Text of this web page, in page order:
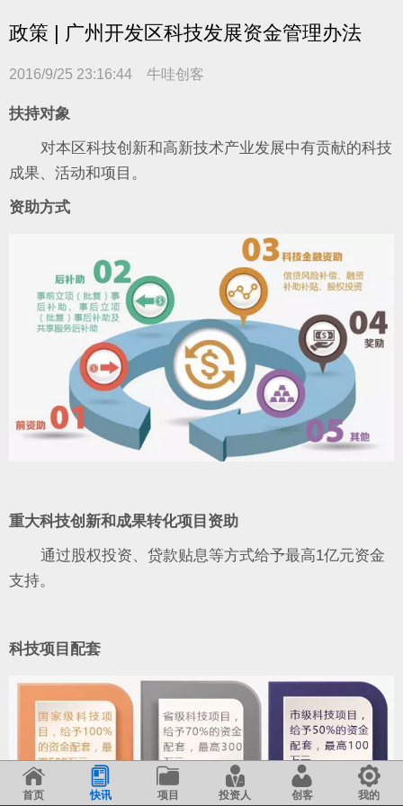
政策 | 广州开发区科技发展资金管理办法
2016/9/25 23:16:44 牛哇创客
扶持对象
对本区科技创新和高新技术产业发展中有贡献的科技
成果、活动和项目。
资助方式
重大科技创新和成果转化项目资助
通过股权投资、贷款贴息等方式给予最高1亿元资金
支持。
科技项目配套
首页 快讯 项目 投资人 创客 我的